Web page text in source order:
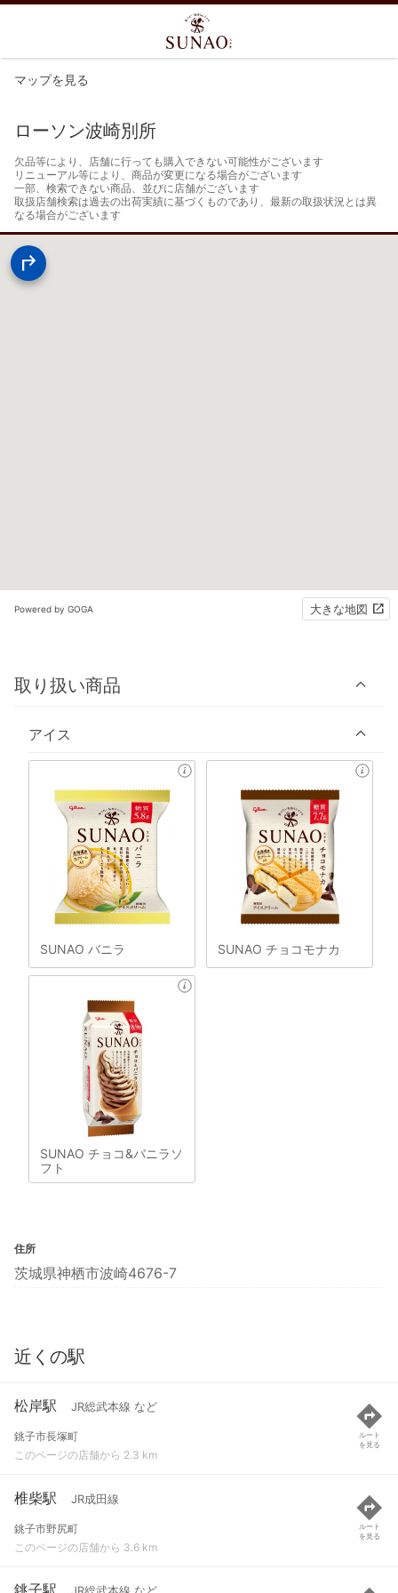
マップを見る
ローソン波崎別所
欠品等により、店舗に行っても購入できない可能性がございます
リニューアル等により、商品が変更になる場合がございます
一部、検索できない商品、並びに店舗がございます
取扱店舗検索は過去の出荷実績に基づくものであり、最新の取扱状況とは異
なる場合がございます
Powered by GOGA 大きな地図
取り扱い商品
アイス
SUNAO バニラ SUNAO チョコモナカ
SUNAO チョコ&バニラソ
フト
住所
茨城県神栖市波崎4676-7
近くの駅
松岸駅 JR総武本線 など
銚子市長塚町
このページの店舗から 2.3 km
ルート
を見る
椎柴駅 JR成田線
銚子市野尻町
このページの店舗から 3.6 km
ルート
を見る
銚子駅